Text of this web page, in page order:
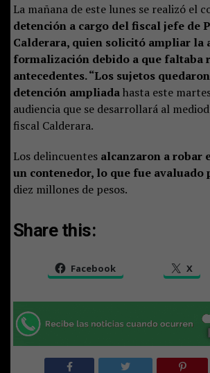
La mañana de este lunes se realizó el
detención a cargo del fiscal jefe de
Calderara, quien solicitó ampliar la
formalización debido a que faltaba
antecedentes. “Los sujetos
detención ampliadahasta este
audiencia que se desarrollará al
fiscal Calderara.
Los delincuentes alcanzaron a robar
un contenedor, lo que fue avaluado
diez millones de pesos.
Share this:
Facebook X